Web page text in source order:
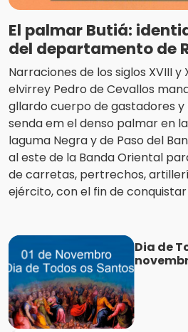
El palmar Butiá:
del departamento de
Narraciones de los siglos XVIII
elvirrey Pedro de Cevallos
gllardo cuerpo de gastadores y
senda em el denso palmar en
laguma Negra y de Paso del
al este de la Banda Oriental
de carretas, pertrechos,
ejército, con el fin de conquistar
Dia de